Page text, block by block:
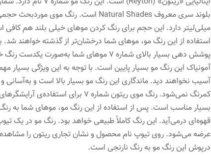
میلی‌لیتر دارد. این حجم برای رنگ کردن موهای خیلی بلند هم
استفاده از این رنگ مو، موهای شما درخشان‌تر از گذشته خواهند شد.
پوشش دهی بسیار بالای شماره 7 موهای شما به‌صورت
آمونیاک این رنگ مو بسیار پایین است. با توجه به این ویژگی بسیار
آسیب نخواهند دید. ماندگاری این رنگ مو بسیار بالا است و به‌آسانی و
کمرنگ نمی‌شود. رنگ موی ریتون شماره 7 برای
بسیار مناسب است. پس از استفاده از این رنگ مو، موهای شما به
قهوه‌ای درمی‌آید. این رنگ کاملاً طبیعی خواهد بود. رنگ مو در یک
عرضه می‌شود. روی تیوپ نام محصول و نشان تجاری ریتون را
درپوش این رنگ مو به رنگ نارنجی است.